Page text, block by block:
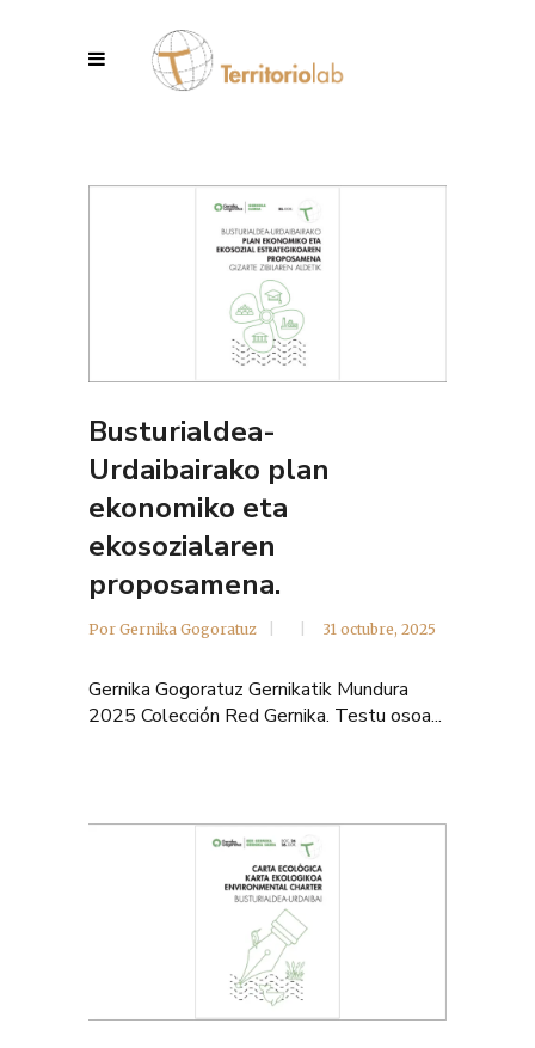
Busturialdea-
Urdaibairako plan
ekonomiko eta
ekosozialaren
proposamena.
Por Gernika Gogoratuz 31 octubre, 2025
Gernika Gogoratuz Gernikatik Mundura
2025 Colección Red Gernika. Testu osoa...